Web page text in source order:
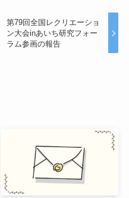
第79回全国レクリエーショ
ン大会inあいち研究フォー
ラム参画の報告